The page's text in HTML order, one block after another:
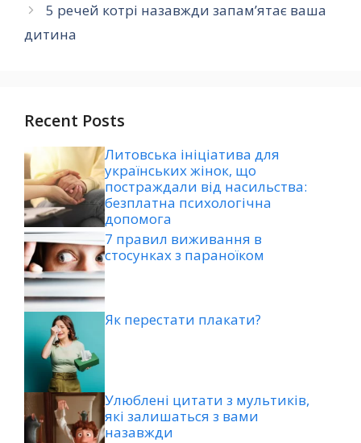
5 речей котрі назавжди запам’ятає ваша
дитина
Recent Posts
Литовська ініціатива для
українських жінок, що
постраждали від насильства:
безплатна психологічна
допомога
7 правил виживання в
стосунках з параноїком
Як перестати плакати?
Улюблені цитати з мультиків,
які залишаться з вами
назавжди